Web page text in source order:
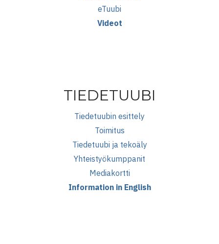
eTuubi
Videot
TIEDETUUBI
Tiedetuubin esittely
Toimitus
Tiedetuubi ja tekoäly
Yhteistyökumppanit
Mediakortti
Information in English